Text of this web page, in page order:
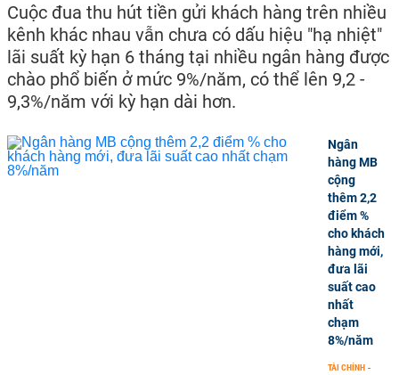
Cuộc đua thu hút tiền gửi khách hàng trên nhiều
kênh khác nhau vẫn chưa có dấu hiệu "hạ nhiệt"
lãi suất kỳ hạn 6 tháng tại nhiều ngân hàng được
chào phổ biến ở mức 9%/năm, có thể lên 9,2 -
9,3%/năm với kỳ hạn dài hơn.
Ngân
hàng MB
cộng
thêm 2,2
điểm %
cho khách
hàng mới,
đưa lãi
suất cao
nhất
chạm
8%/năm
TÀI CHÍNH -